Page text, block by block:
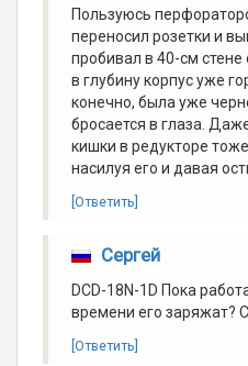
Пользуюсь
переносил розетки и
пробивал в 40-см
в глубину корпус уже
конечно, была уже
бросается в глаза.
кишки в редукторе
насилуя его и давая
[Ответить]
Сергей
DCD-18N-1D Пока
времени его заряжат? С
[Ответить]